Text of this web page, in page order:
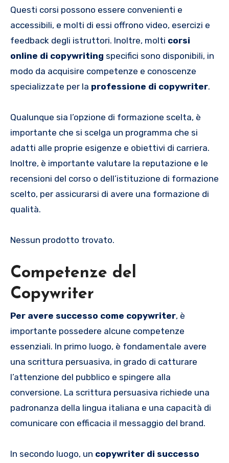
Questi corsi possono essere convenienti e
accessibili, e molti di essi offrono video, esercizi e
feedback degli istruttori. Inoltre, molti corsi
online di copywriting specifici sono disponibili, in
modo da acquisire competenze e conoscenze
specializzate per la professione di copywriter.
Qualunque sia l’opzione di formazione scelta, è
importante che si scelga un programma che si
adatti alle proprie esigenze e obiettivi di carriera.
Inoltre, è importante valutare la reputazione e le
recensioni del corso o dell’istituzione di formazione
scelto, per assicurarsi di avere una formazione di
qualità.
Nessun prodotto trovato.
Competenze del
Copywriter
Per avere successo come copywriter, è
importante possedere alcune competenze
essenziali. In primo luogo, è fondamentale avere
una scrittura persuasiva, in grado di catturare
l’attenzione del pubblico e spingere alla
conversione. La scrittura persuasiva richiede una
padronanza della lingua italiana e una capacità di
comunicare con efficacia il messaggio del brand.
In secondo luogo, un copywriter di successo